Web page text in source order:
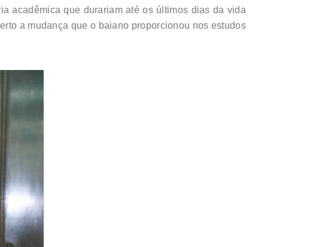
acadêmica que durariam até os últimos dias da vida
a mudança que o baiano proporcionou nos estudos